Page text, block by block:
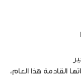
هذا العام،